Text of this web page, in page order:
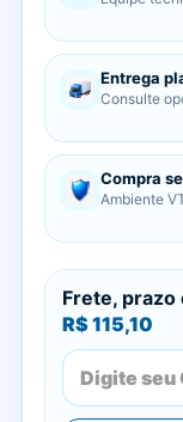
Entrega
Consulte
Compra
Ambiente
Frete,
R$ 115,10